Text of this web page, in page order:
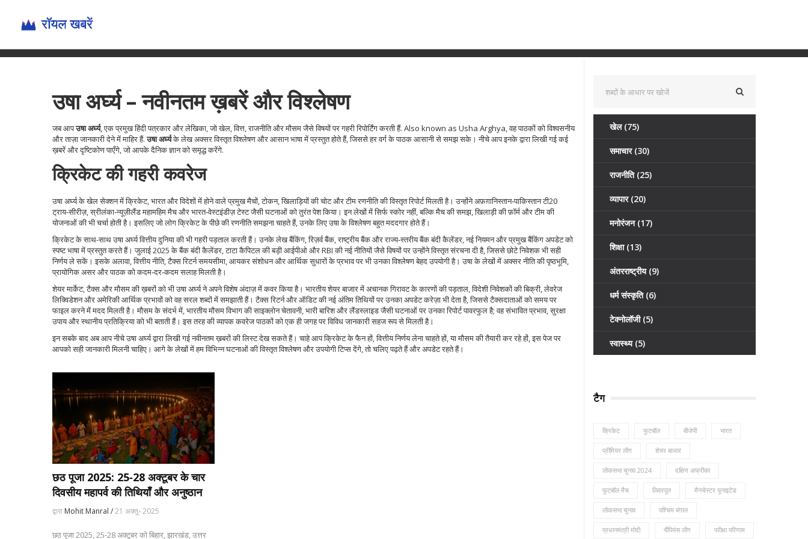
उषा अर्घ्य – नवीनतम ख़बरें और विश्लेषण
जब आपउषा अर्घ्य,एक प्रमुख हिंदी पत्रकार और लेखिका, जो खेल, वित्त, राजनीति और मौसम जैसे विषयों पर गहरी रिपोर्टिंग करती हैं. Also known as Usha Arghya, वह पाठकों को विश्वसनीय
और ताज़ा जानकारी देने में माहिर हैं. उषा अर्घ्यके लेख अक्सर विस्तृत विश्लेषण और आसान भाषा में प्रस्तुत होते हैं, जिससे हर वर्ग के पाठक आसानी से समझ सके। नीचे आप इनके द्वारा लिखी गई कई
ख़बरें और दृष्टिकोण पाएँगे, जो आपके दैनिक ज्ञान को समृद्ध करेंगे.
क्रिकेट की गहरी कवरेज
उषा अर्घ्य के खेल सेक्शन मेंक्रिकेट,भारत और विदेशों में होने वाले प्रमुख मैचों, टोकन, खिलाड़ियों की चोट और टीम रणनीति की विस्तृत रिपोर्टमिलती है। उन्होंने अफ़ग़ानिस्तान‑पाकिस्तान टी20
ट्राय‑सीरीज़, स्रीलंका‑न्यूज़ीलैंड महामहिम मैच और भारत‑वेस्टइंडीज़ टेस्ट जैसी घटनाओं को तुरंत पेश किया। इन लेखों में सिर्फ स्कोर नहीं, बल्कि मैच की समझ, खिलाड़ी की फ़ॉर्म और टीम की
योजनाओं की भी चर्चा होती है। इसलिए जो लोग क्रिकेट के पीछे की रणनीति समझना चाहते हैं, उनके लिए उषा के विश्लेषण बहुत मददगार होते हैं।
क्रिकेट के साथ-साथ उषा अर्घ्य वित्तीय दुनिया की भी गहरी पड़ताल करती हैं। उनके लेखबैंकिंग,रिज़र्व बैंक, राष्ट्रीय बैंक और राज्य‑स्तरीय बैंक बंदी कैलेंडर, नई नियमन और प्रमुख बैंकिंग अपडेटको
स्पष्ट भाषा में प्रस्तुत करते हैं। जुलाई 2025 के बैंक बंदी कैलेंडर, टाटा कैपिटल की बड़ी आईपीओ और RBI की नई नीतियों जैसे विषयों पर उन्होंने विस्तृत संरचना दी है, जिससे छोटे निवेशक भी सही
निर्णय ले सकें। इसके अलावा,वित्तीय नीति,टैक्स रिटर्न समयसीमा, आयकर संशोधन और आर्थिक सुधारों के प्रभावपर भी उनका विश्लेषण बेहद उपयोगी है। उषा के लेखों में अक्सर नीति की पृष्ठभूमि,
प्रायोगिक असर और पाठक को कदम‑दर‑कदम सलाह मिलती है।
शेयर मार्केट, टैक्स और मौसम की ख़बरों को भी उषा अर्घ्य ने अपने विशेष अंदाज़ में कवर किया है। भारतीय शेयर बाजार में अचानक गिरावट के कारणों की पड़ताल, विदेशी निवेशकों की बिक्री, लेवरेज
लिक्विडेशन और अमेरिकी आर्थिक प्रभावों को वह सरल शब्दों में समझाती हैं। टैक्स रिटर्न और ऑडिट की नई अंतिम तिथियों पर उनका अपडेट करेज़ा भी देता है, जिससे टैक्सदाताओं को समय पर
फाइल करने में मदद मिलती है। मौसम के संदर्भ में, भारतीय मौसम विभाग की साइक्लोन चेतावनी, भारी बारिश और लैंडस्लाइड जैसी घटनाओं पर उनका रिपोर्ट पावरफुल है; वह संभावित प्रभाव, सुरक्षा
उपाय और स्थानीय प्रतिक्रिया को भी बताती हैं। इस तरह की व्यापक कवरेज पाठकों को एक ही जगह पर विविध जानकारी सहज रूप से मिलती है।
इन सबके बाद अब आप नीचे उषा अर्घ्य द्वारा लिखी गई नवीनतम ख़बरों की लिस्ट देख सकते हैं। चाहे आप क्रिकेट के फैन हों, वित्तीय निर्णय लेना चाहते हों, या मौसम की तैयारी कर रहे हों, इस पेज पर
आपको सही जानकारी मिलनी चाहिए। आगे के लेखों में हम विभिन्न घटनाओं की विस्तृत विश्लेषण और उपयोगी टिप्स देंगे, तो चलिए पढ़ते हैं और अपडेट रहते हैं।
छठ पूजा 2025: 25‑28 अक्टूबर के चार
दिवसीय महापर्व की तिथियाँ और अनुष्ठान
द्वारा Mohit Manral /21 अक्तू॰ 2025
छठ पूजा 2025, 25‑28 अक्टूबर को बिहार, झारखंड, उत्तर
खेल (75)
समाचार (30)
राजनीति (25)
व्यापार (20)
मनोरंजन (17)
शिक्षा (13)
अंतरराष्ट्रीय (9)
धर्म संस्कृति (6)
टेक्नोलॉजी (5)
स्वास्थ्य (5)
टैग
क्रिकेट फुटबॉल बीजेपी भारत
प्रीमियर लीग शेयर बाजार
लोकसभा चुनाव 2024 दक्षिण अफ्रीका
फुटबॉल मैच लिवरपूल मैनचेस्टर यूनाइटेड
लोकसभा चुनाव पश्चिम बंगाल
प्रधानमंत्री मोदी चैंपियंस लीग परीक्षा परिणाम